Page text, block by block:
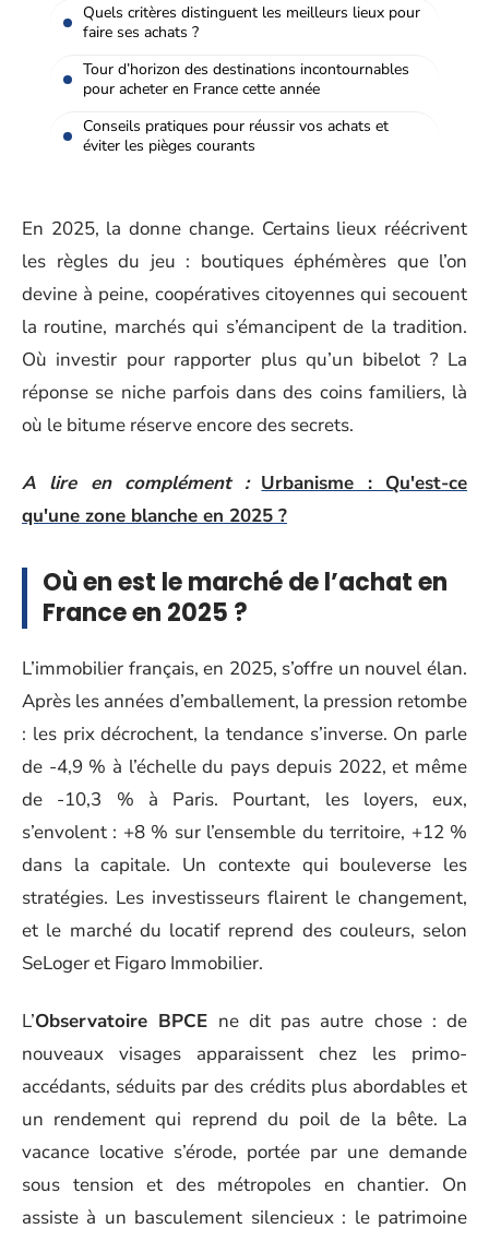
Quels critères distinguent les meilleurs lieux pour
faire ses achats ?
Tour d’horizon des destinations incontournables
pour acheter en France cette année
Conseils pratiques pour réussir vos achats et
éviter les pièges courants
En 2025, la donne change. Certains lieux réécrivent
les règles du jeu : boutiques éphémères que l’on
devine à peine, coopératives citoyennes qui secouent
la routine, marchés qui s’émancipent de la tradition.
Où investir pour rapporter plus qu’un bibelot ? La
réponse se niche parfois dans des coins familiers, là
où le bitume réserve encore des secrets.
A lire en complément : Urbanisme : Qu'est-ce
qu'une zone blanche en 2025 ?
Où en est le marché de l’achat en
France en 2025 ?
L’immobilier français, en 2025, s’offre un nouvel élan.
Après les années d’emballement, la pression retombe
: les prix décrochent, la tendance s’inverse. On parle
de -4,9 % à l’échelle du pays depuis 2022, et même
de -10,3 % à Paris. Pourtant, les loyers, eux,
s’envolent : +8 % sur l’ensemble du territoire, +12 %
dans la capitale. Un contexte qui bouleverse les
stratégies. Les investisseurs flairent le changement,
et le marché du locatif reprend des couleurs, selon
SeLoger et Figaro Immobilier.
L’Observatoire BPCE ne dit pas autre chose : de
nouveaux visages apparaissent chez les primo-
accédants, séduits par des crédits plus abordables et
un rendement qui reprend du poil de la bête. La
vacance locative s’érode, portée par une demande
sous tension et des métropoles en chantier. On
assiste à un basculement silencieux : le patrimoine